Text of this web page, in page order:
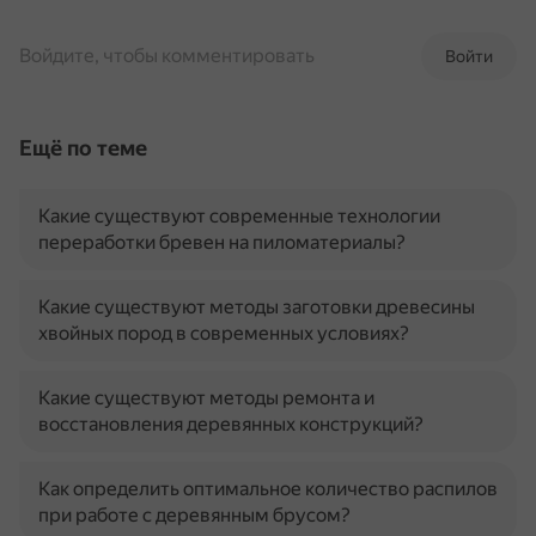
Войти
Войдите, чтобы комментировать
Ещё по теме
Какие существуют современные технологии
переработки бревен на пиломатериалы?
Какие существуют методы заготовки древесины
хвойных пород в современных условиях?
Какие существуют методы ремонта и
восстановления деревянных конструкций?
Как определить оптимальное количество распилов
при работе с деревянным брусом?